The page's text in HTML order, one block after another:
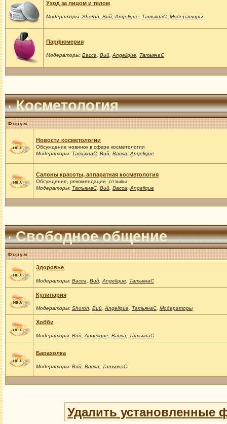
Уход за лицом и телом
Модераторы: Shoroh Вий, Angelique, ТатьянаС, Модераторы
Парфюмерия
Модераторы: Васса Вий, Angelique, ТатьянаС
Косметология
Форум
Новости косметологии
Обсуждение новинок в сфере косметологии
Модераторы: ТатьянаС, Вий, Васса Angelique
Салоны красоты, аппаратная косметология
Обсуждение, рекомендации ,отзывы
Модераторы: ТатьянаС, Вий, Васса Angelique
Свободное общение
Форум
Здоровье
Модераторы: Васса Вий, Angelique, ТатьянаС
Кулинария
Модераторы: Shoroh Вий, Angelique, ТатьянаС, Модераторы
Хобби
Модераторы: Вий, Angelique, Васса ТатьянаС
Барахолка
Модераторы: Вий, Васса ТатьянаС
Удалить установленные